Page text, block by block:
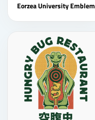
Eorzea University Emblem